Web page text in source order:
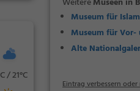
/ 21°C
Museum für
Museum für Vor-
Alte
Eintrag verbessern